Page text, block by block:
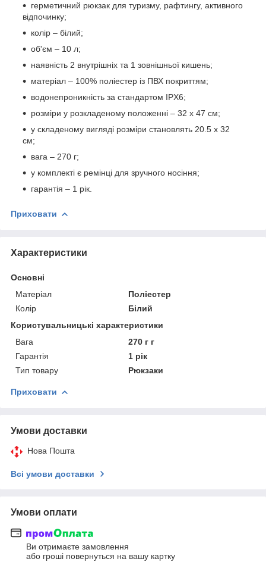
герметичний рюкзак для туризму, рафтингу, активного
відпочинку;
колір – білий;
об'єм – 10 л;
наявність 2 внутрішніх та 1 зовнішньої кишень;
матеріал – 100% поліестер із ПВХ покриттям;
водонепроникність за стандартом IPX6;
розміри у розкладеному положенні – 32 х 47 см;
у складеному вигляді розміри становлять 20.5 х 32
см;
вага – 270 г;
у комплекті є ремінці для зручного носіння;
гарантія – 1 рік.
Приховати
Характеристики
Основні
Матеріал
Поліестер
Колір
Білий
Користувальницькі характеристики
Вага
270 г г
Гарантія
1 рік
Тип товару
Рюкзаки
Приховати
Умови доставки
Нова Пошта
Всі умови доставки
Умови оплати
Ви отримаєте замовлення
або гроші повернуться на вашу картку